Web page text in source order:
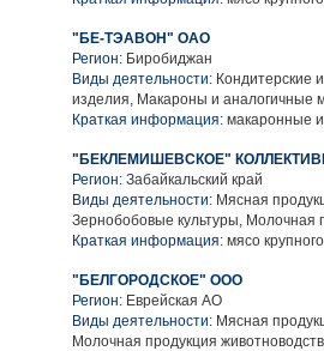
"БЕ-ТЭАВОН" ОАО
Регион: Биробиджан
Виды деятельности: Кондитерские
изделия, Макароны и аналогичные
Краткая информация: макаронные
"БЕКЛЕМИШЕВСКОЕ"
Регион: Забайкальский край
Виды деятельности: Мясная
Зернобобовые культуры, Молочная
Краткая информация: мясо
"БЕЛГОРОДСКОЕ" ООО
Регион: Еврейская АО
Виды деятельности: Мясная
Молочная продукция